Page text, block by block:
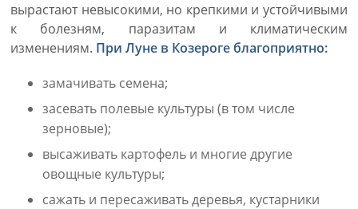
вырастают невысокими, но крепкими и устойчивыми
к болезням, паразитам и климатическим
изменениям. При Луне в Козероге благоприятно:
замачивать семена;
засевать полевые культуры (в том числе
зерновые);
высаживать картофель и многие другие
овощные культуры;
сажать и пересаживать деревья, кустарники